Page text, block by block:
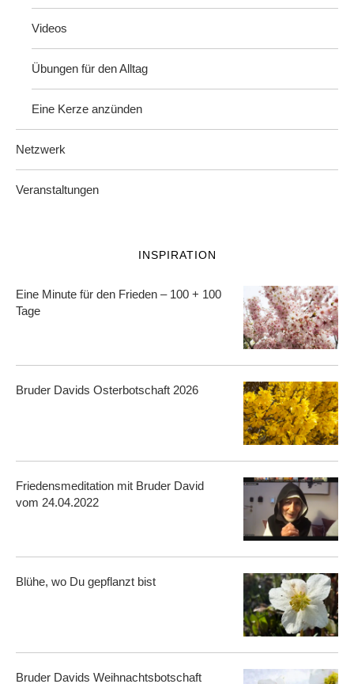
Videos
Übungen für den Alltag
Eine Kerze anzünden
Netzwerk
Veranstaltungen
INSPIRATION
Eine Minute für den Frieden – 100 + 100
Tage
Bruder Davids Osterbotschaft 2026
Friedensmeditation mit Bruder David
vom 24.04.2022
Blühe, wo Du gepflanzt bist
Bruder Davids Weihnachtsbotschaft